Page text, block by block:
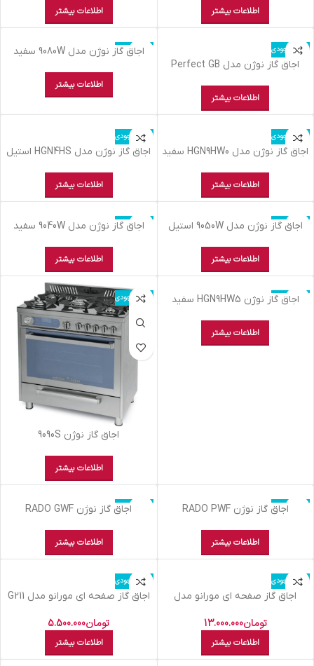
اطلاعات بیشتر اطلاعات بیشتر
اتمام موجودی
اجاق گاز نوژن مدل Perfect GB
اطلاعات بیشتر
اتمام موجودی
اجاق گاز نوژن مدل 9080W سفید
اطلاعات بیشتر
اتمام موجودی
اجاق گاز نوژن مدل HGN9HW0 سفید
اطلاعات بیشتر
اتمام موجودی
اجاق گاز نوژن مدل HGN4HS استیل
اطلاعات بیشتر
اتمام موجودی
اجاق گاز نوژن مدل 9050W استیل
اطلاعات بیشتر
اتمام موجودی
اجاق گاز نوژن مدل 9040W سفید
اطلاعات بیشتر
اتمام موجودی
اجاق گاز نوژن HGN9HW5 سفید
اطلاعات بیشتر
اتمام موجودی
اجاق گاز نوژن 9090S
اطلاعات بیشتر
اتمام موجودیاجاق گاز نوژن RADO PWF
اطلاعات بیشتر
اتمام موجودیاجاق گاز نوژن RADO GWF
اطلاعات بیشتر
اتمام موجودی
اجاق گاز صفحه ای مورانو مدل
تومان13.000.000
اطلاعات بیشتر
اتمام موجودی
اجاق گاز صفحه ای مورانو مدل G211
تومان5.500.000
اطلاعات بیشتر